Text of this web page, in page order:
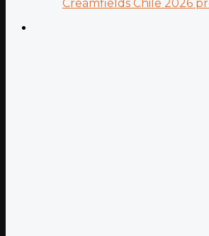
Creamfields Chile 2026